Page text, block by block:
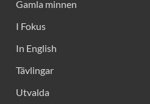
Gamla minnen
I Fokus
In English
Tävlingar
Utvalda